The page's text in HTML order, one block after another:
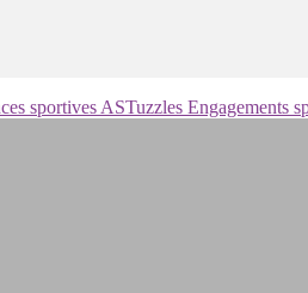
sportives ASTuzzles Engagements